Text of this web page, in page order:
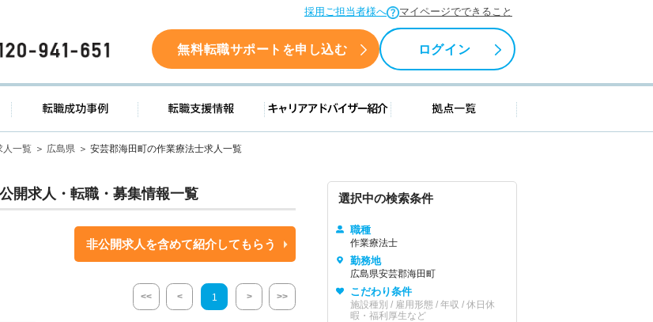
採用ご担当者様へ マイページでできること
0120-941-651 無料転職サポートを申し込む ログイン
求人検索 転職成功事例 転職支援情報 キャリアアドバイザー紹介 拠点一覧
人一覧 広島県 安芸郡海田町の作業療法士求人一覧
公開求人・転職・募集情報一覧
非公開求人を含めて紹介してもらう
<< < 1 > >>
選択中の検索条件
職種
作業療法士
勤務地
広島県安芸郡海田町
こだわり条件
施設種別 / 雇用形態 / 年収 / 休日休
暇・福利厚生など